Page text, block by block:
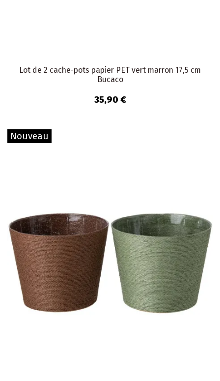
Lot de 2 cache-pots papier PET vert marron 17,5 cm
Bucaco
35,90 €
Nouveau